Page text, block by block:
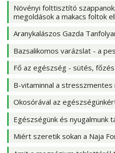
Növényi folttisztító
megoldások a makacs foltok
Aranykalászos Gazda
Bazsalikomos varázslat - a
Fő az egészség - sütés,
B-vitaminnal a
Okosórával az
Egészségünk és nyugalmunk
Miért szeretik sokan a Naja